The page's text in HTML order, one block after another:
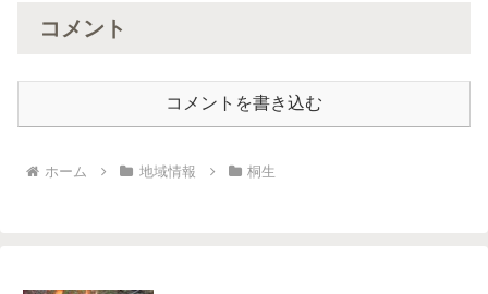
コメント
コメントを書き込む
ホーム 地域情報 桐生